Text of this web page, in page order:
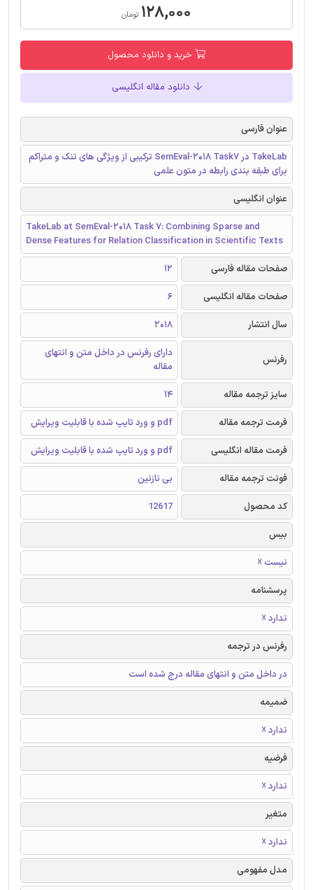
۱۲۸,۰۰۰ تومان
خرید و دانلود محصول
دانلود مقاله انگلیسی
عنوان فارسی
TakeLab در SemEval-2018 Task7 ترکیبی از ویژگی های تنک و متراکم
برای طبقه بندی رابطه‌ در متون علمی
عنوان انگلیسی
TakeLab at SemEval-2018 Task 7: Combining Sparse and
Dense Features for Relation Classification in Scientific Texts
صفحات مقاله فارسی
12
صفحات مقاله انگلیسی
6
سال انتشار
2018
رفرنس
دارای رفرنس در داخل متن و انتهای
مقاله
سایز ترجمه مقاله
14
فرمت ترجمه مقاله
pdf و ورد تایپ شده با قابلیت ویرایش
فرمت مقاله انگلیسی
pdf و ورد تایپ شده با قابلیت ویرایش
فونت ترجمه مقاله
بی نازنین
کد محصول
12617
بیس
نیست ☓
پرسشنامه
ندارد ☓
رفرنس در ترجمه
در داخل متن و انتهای مقاله درج شده است
ضمیمه
ندارد ☓
فرضیه
ندارد ☓
متغیر
ندارد ☓
مدل مفهومی